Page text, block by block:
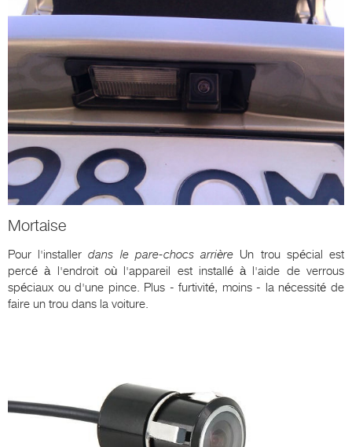
Mortaise
Pour l'installerdans le pare-chocs arrière Un trou spécial est
percé à l'endroit où l'appareil est installé à l'aide de verrous
spéciaux ou d'une pince. Plus - furtivité, moins - la nécessité de
faire un trou dans la voiture.